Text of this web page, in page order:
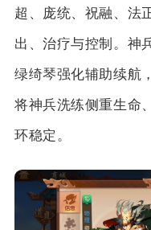
超、庞统、祝融、法
出、治疗与控制。神
绿绮琴强化辅助续航
将神兵洗练侧重生命
环稳定。